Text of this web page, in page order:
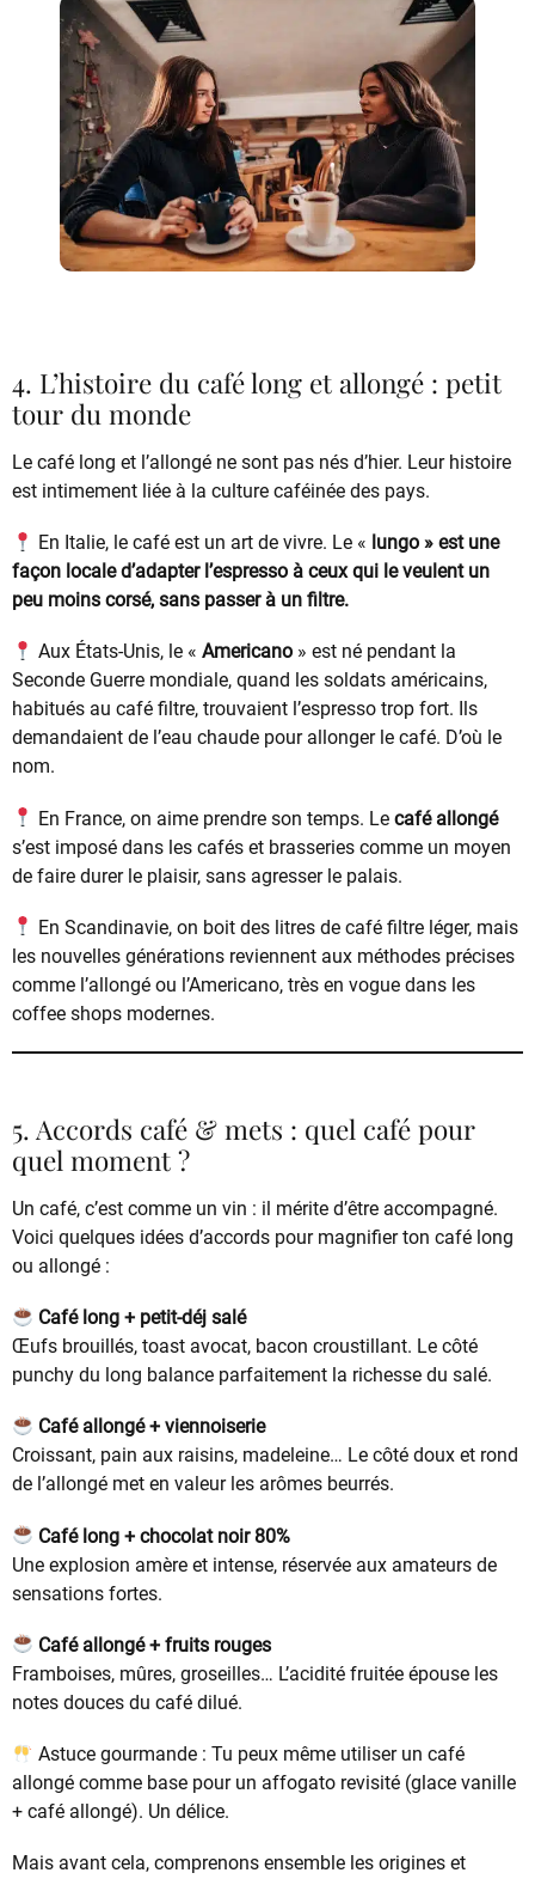
4. L’histoire du café long et allongé : petit
tour du monde
Le café long et l’allongé ne sont pas nés d’hier. Leur histoire
est intimement liée à la culture caféinée des pays.
En Italie, le café est un art de vivre. Le « lungo » est une
façon locale d’adapter l’espresso à ceux qui le veulent un
peu moins corsé, sans passer à un filtre.
Aux États-Unis, le «Americano » est né pendant la
Seconde Guerre mondiale, quand les soldats américains,
habitués au café filtre, trouvaient l’espresso trop fort. Ils
demandaient de l’eau chaude pour allonger le café. D’où le
nom.
En France, on aime prendre son temps. Lecafé allongé
s’est imposé dans les cafés et brasseries comme un moyen
de faire durer le plaisir, sans agresser le palais.
En Scandinavie, on boit des litres de café filtre léger, mais
les nouvelles générations reviennent aux méthodes précises
comme l’allongé ou l’Americano, très en vogue dans les
coffee shops modernes.
5. Accords café & mets : quel café pour
quel moment ?
Un café, c’est comme un vin : il mérite d’être accompagné.
Voici quelques idées d’accords pour magnifier ton café long
ou allongé :
Café long + petit-déj salé
Œufs brouillés, toast avocat, bacon croustillant. Le côté
punchy du long balance parfaitement la richesse du salé.
Café allongé + viennoiserie
Croissant, pain aux raisins, madeleine… Le côté doux et rond
de l’allongé met en valeur les arômes beurrés.
Café long + chocolat noir 80%
Une explosion amère et intense, réservée aux amateurs de
sensations fortes.
Café allongé + fruits rouges
Framboises, mûres, groseilles… L’acidité fruitée épouse les
notes douces du café dilué.
Astuce gourmande : Tu peux même utiliser un café
allongé comme base pour un affogato revisité (glace vanille
+ café allongé). Un délice.
Mais avant cela, comprenons ensemble les origines et